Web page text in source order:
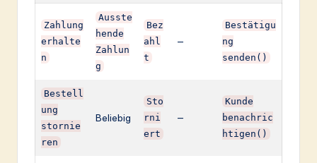
Zahlung
erhalte
n
Ausste
hende
Zahlun
g
Bez
ahl
t
—
Bestätigu
ng
senden()
Bestell
ung
stornie
ren
Beliebig
Sto
rni
ert
—
Kunde
benachric
htigen()